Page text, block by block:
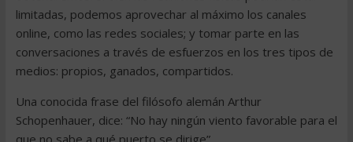
limitadas, podemos aprovechar al máximo los canales
online, como las redes sociales; y tomar parte en las
conversaciones a través de esfuerzos en los tres tipos de
medios: propios, ganados, compartidos.
Una conocida frase del filósofo alemán Arthur
Schopenhauer, dice: “No hay ningún viento favorable para el
que no sabe a qué puerto se dirige”.